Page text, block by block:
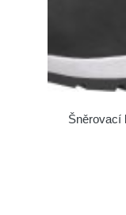
Šněrovací